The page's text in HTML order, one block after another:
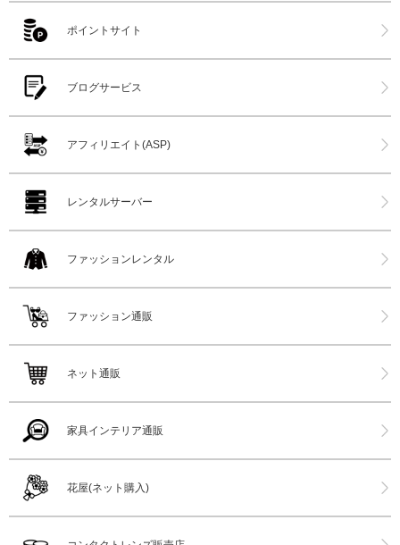
ポイントサイト
ブログサービス
アフィリエイト(ASP)
レンタルサーバー
ファッションレンタル
ファッション通販
ネット通販
家具インテリア通販
花屋(ネット購入)